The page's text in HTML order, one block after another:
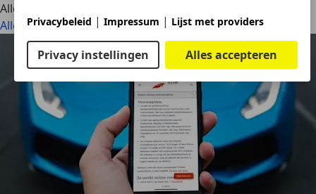
Privacybeleid | Impressum | Lijst met providers
Privacy instellingen Alles accepteren
Alle artikelen
Alles bekijken